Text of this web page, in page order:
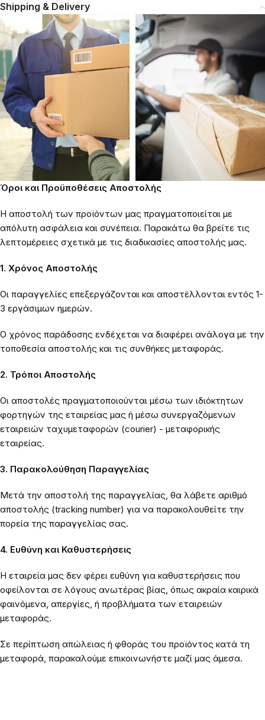
Shipping & Delivery
Όροι και Προϋποθέσεις Αποστολής
Η αποστολή των προϊόντων μας πραγματοποιείται με
απόλυτη ασφάλεια και συνέπεια. Παρακάτω θα βρείτε τις
λεπτομέρειες σχετικά με τις διαδικασίες αποστολής μας.
1. Χρόνος Αποστολής
Οι παραγγελίες επεξεργάζονται και αποστέλλονται εντός 1-
3 εργάσιμων ημερών.
Ο χρόνος παράδοσης ενδέχεται να διαφέρει ανάλογα με την
τοποθεσία αποστολής και τις συνθήκες μεταφοράς.
2. Τρόποι Αποστολής
Οι αποστολές πραγματοποιούνται μέσω των ιδιόκτητων
φορτηγών της εταιρείας μας ή μέσω συνεργαζόμενων
εταιρειών ταχυμεταφορών (courier) - μεταφορικής
εταιρείας.
3. Παρακολούθηση Παραγγελίας
Μετά την αποστολή της παραγγελίας, θα λάβετε αριθμό
αποστολής (tracking number) για να παρακολουθείτε την
πορεία της παραγγελίας σας.
4. Ευθύνη και Καθυστερήσεις
Η εταιρεία μας δεν φέρει ευθύνη για καθυστερήσεις που
οφείλονται σε λόγους ανωτέρας βίας, όπως ακραία καιρικά
φαινόμενα, απεργίες, ή προβλήματα των εταιρειών
μεταφοράς.
Σε περίπτωση απώλειας ή φθοράς του προϊόντος κατά τη
μεταφορά, παρακαλούμε επικοινωνήστε μαζί μας άμεσα.